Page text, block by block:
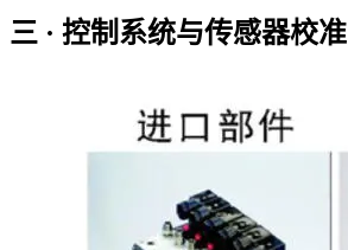
三 · 控制系统与传感器校准